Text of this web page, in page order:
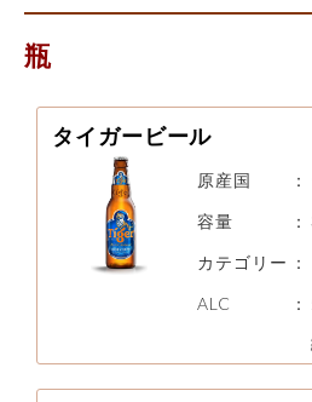
瓶
タイガービール
原産国 ：
容量
：
カテゴリー ：
ALC
：